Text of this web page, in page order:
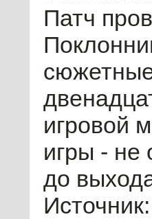
Патч
игровой
игры - не
до